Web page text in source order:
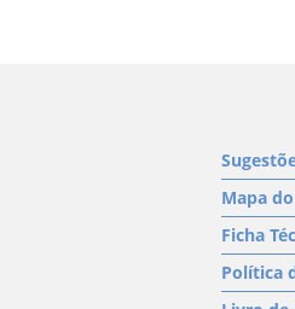
Mapa
Ficha
Política